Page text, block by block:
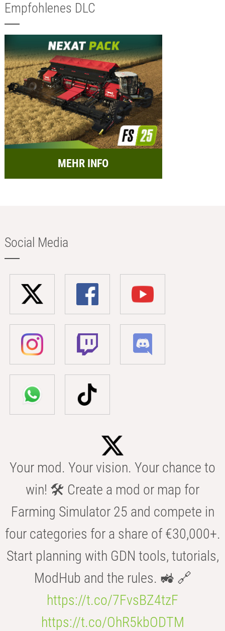
Empfohlenes DLC
MEHR INFO
Social Media
Your mod. Your vision. Your chance to
win! 🛠️ Create a mod or map for
Farming Simulator 25 and compete in
four categories for a share of €30,000+.
Start planning with GDN tools, tutorials,
ModHub and the rules. 🚜 🔗
https://t.co/7FvsBZ4tzF
https://t.co/OhR5kbODTM